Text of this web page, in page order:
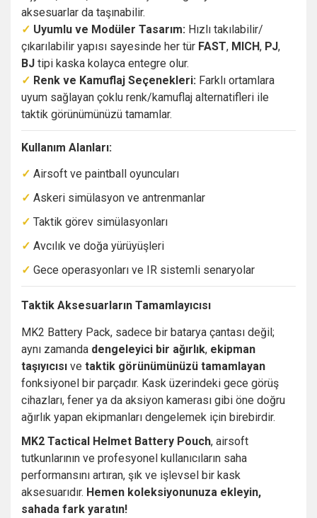
aksesuarlar da taşınabilir.
✓ Uyumlu ve Modüler Tasarım: Hızlı takılabilir/
çıkarılabilir yapısı sayesinde her tür FAST, MICH, PJ,
BJ tipi kaska kolayca entegre olur.
✓ Renk ve Kamuflaj Seçenekleri: Farklı ortamlara
uyum sağlayan çoklu renk/kamuflaj alternatifleri ile
taktik görünümünüzü tamamlar.
Kullanım Alanları:
✓ Airsoft ve paintball oyuncuları
✓ Askeri simülasyon ve antrenmanlar
✓ Taktik görev simülasyonları
✓ Avcılık ve doğa yürüyüşleri
✓ Gece operasyonları ve IR sistemli senaryolar
Taktik Aksesuarların Tamamlayıcısı
MK2 Battery Pack, sadece bir batarya çantası değil;
aynı zamanda dengeleyici bir ağırlık, ekipman
taşıyıcısı ve taktik görünümünüzü tamamlayan
fonksiyonel bir parçadır. Kask üzerindeki gece görüş
cihazları, fener ya da aksiyon kamerası gibi öne doğru
ağırlık yapan ekipmanları dengelemek için birebirdir.
MK2 Tactical Helmet Battery Pouch, airsoft
tutkunlarının ve profesyonel kullanıcıların saha
performansını artıran, şık ve işlevsel bir kask
aksesuarıdır. Hemen koleksiyonunuza ekleyin,
sahada fark yaratın!